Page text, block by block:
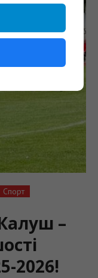
Спорт
–
2026!